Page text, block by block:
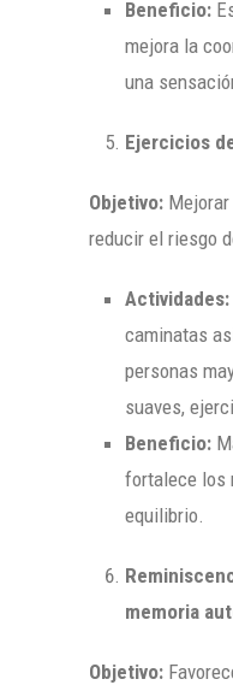
Beneficio:
mejora la
una
Ejercicios
Objetivo:
reducir el riesgo
Actividades:
caminatas
personas
suaves,
Beneficio:
fortalece los
equilibrio.
memoria
Objetivo: